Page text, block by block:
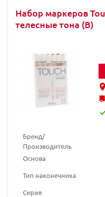
Набор маркеров
телесные тона (B)
Бренд/
Производитель
Основа
Тип наконечника
Серия